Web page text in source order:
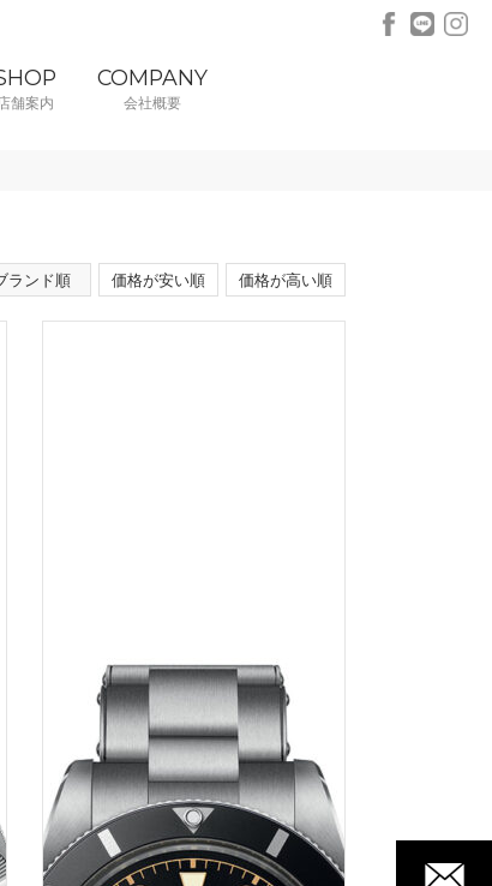
舗案内
COMPANY
会社概要
ランド順 価格が安い順 価格が高い順